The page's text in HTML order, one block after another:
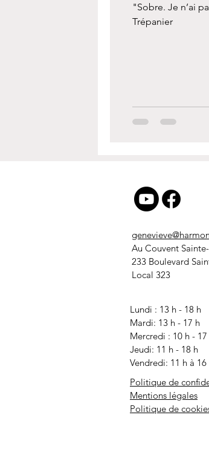
"Sobre. Je n’ai
Trépanier
Au Couvent
233 Boulevard
Local 323
Lundi : 13 h - 18 h
Mardi: 13 h - 17 h
Mercredi : 10 h -
Jeudi: 11 h - 18 h
Vendredi: 11 h à 16
Politique de
Mentions légales
Politique de